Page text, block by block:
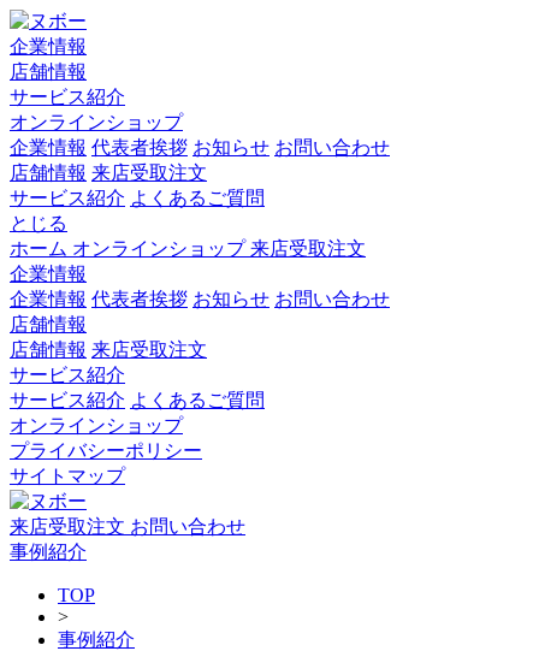
企業情報
店舗情報
サービス紹介
オンラインショップ
企業情報 代表者挨拶 お知らせ お問い合わせ
店舗情報 来店受取注文
サービス紹介 よくあるご質問
とじる
ホーム オンラインショップ来店受取注文
企業情報
企業情報 代表者挨拶 お知らせ お問い合わせ
店舗情報
店舗情報 来店受取注文
サービス紹介
サービス紹介 よくあるご質問
オンラインショップ
プライバシーポリシー
サイトマップ
来店受取注文 お問い合わせ
事例紹介
TOP
>
事例紹介